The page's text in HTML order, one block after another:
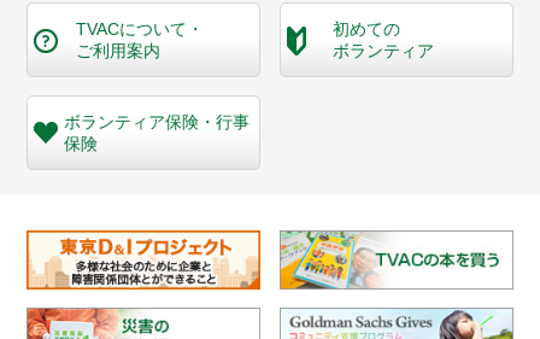
TVACについて・
ご利用案内
初めての
ボランティア
ボランティア保険・行事
保険